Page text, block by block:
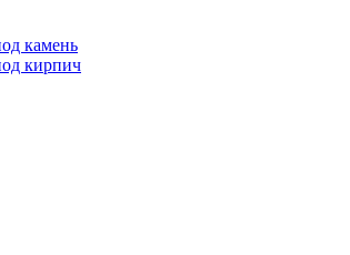
камень
кирпич